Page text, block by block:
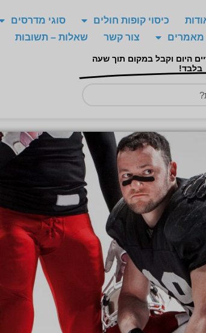
כיסוי קופות חולים
סוגי מדרסים
מאמרים צור קשר שאלות – תשובות
היום וקבל במקום תוך שעה
בלבד!